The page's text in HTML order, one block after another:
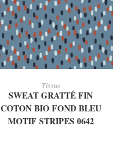
AJOUTER AU PANIER
Tissus
SWEAT GRATTÉ FIN
COTON BIO FOND BLEU
MOTIF STRIPES 0642